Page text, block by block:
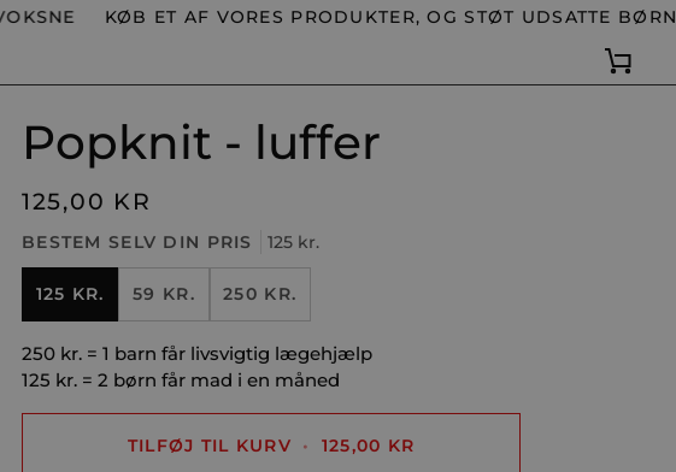
KØB ET AF VORES PRODUKTER, OG STØT UDSATTE BØRN OG
Kurv
Popknit - luffer
125,00 KR
BESTEM SELV DIN PRIS 125 kr.
125 KR. 59 KR. 250 KR.
250 kr. = 1 barn får livsvigtig lægehjælp
125 kr. = 2 børn får mad i en måned
TILFØJ TIL KURV • 125,00 KR